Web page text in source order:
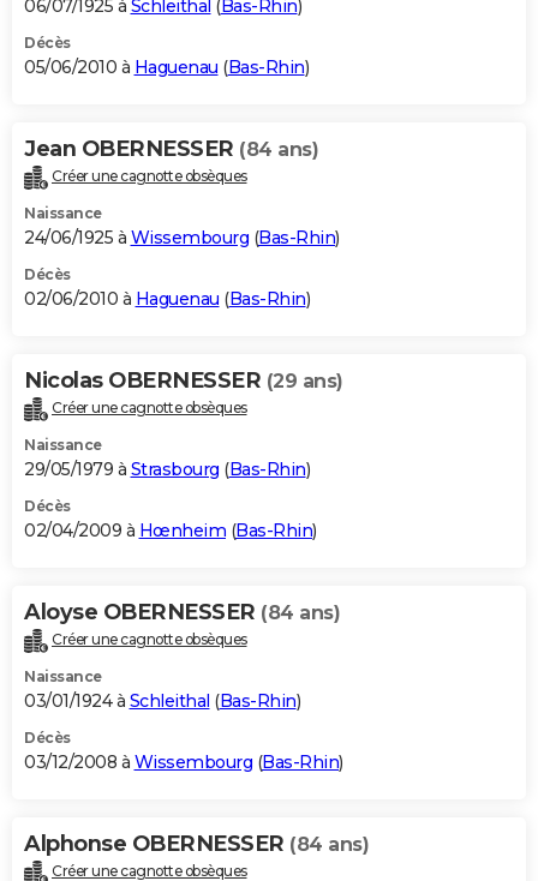
06/07/1925 à Schleithal ( Bas-Rhin)
Décès
05/06/2010 à Haguenau (Bas-Rhin)
Jean OBERNESSER (84 ans)
Créer une cagnotte obsèques
Naissance
24/06/1925 à Wissembourg (Bas-Rhin)
Décès
02/06/2010 à Haguenau (Bas-Rhin)
Nicolas OBERNESSER (29 ans)
Créer une cagnotte obsèques
Naissance
29/05/1979 à Strasbourg (Bas-Rhin)
Décès
02/04/2009 à Hœnheim (Bas-Rhin)
Aloyse OBERNESSER (84 ans)
Créer une cagnotte obsèques
Naissance
03/01/1924 à Schleithal (Bas-Rhin)
Décès
03/12/2008 à Wissembourg (Bas-Rhin)
Alphonse OBERNESSER (84 ans)
Créer une cagnotte obsèques